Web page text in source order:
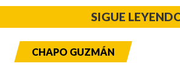
SIGUE
CHAPO GUZMÁN